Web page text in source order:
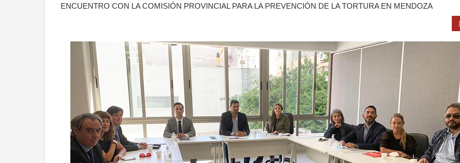
ENCUENTRO CON LA COMISIÓN PROVINCIAL PARA LA PREVENCIÓN DE LA TORTURA EN MENDOZA